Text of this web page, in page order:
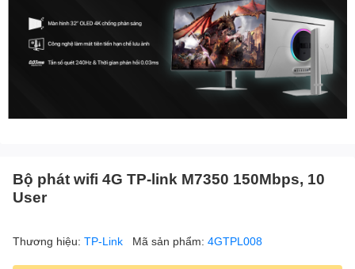
Bộ phát wifi 4G TP-link M7350 150Mbps, 10
User
Thương hiệu: TP-Link Mã sản phẩm: 4GTPL008